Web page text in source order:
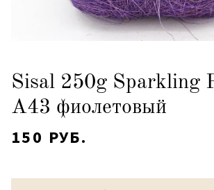
Sisal 250g Sparkling
A43 фиолетовый
150 РУБ.